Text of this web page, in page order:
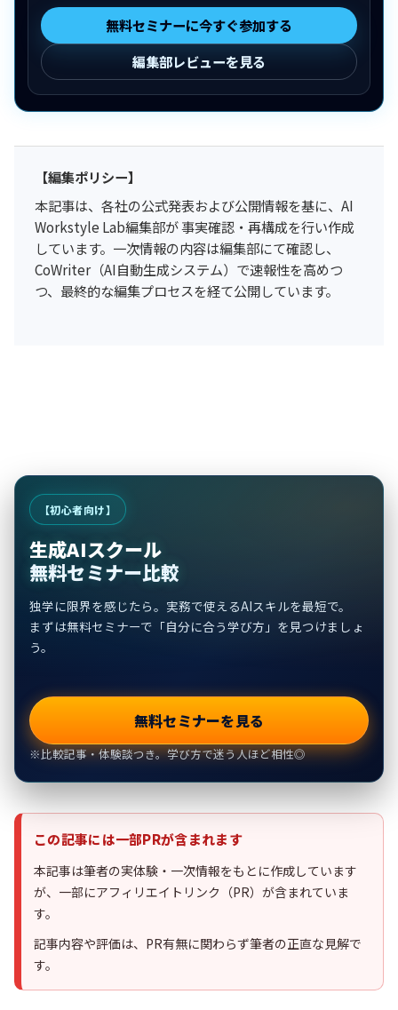
無料セミナーに今すぐ参加する
編集部レビューを見る
【編集ポリシー】
本記事は、各社の公式発表および公開情報を基に、AI
Workstyle Lab編集部が 事実確認・再構成を行い作成
しています。一次情報の内容は編集部にて確認し、
CoWriter（AI自動生成システム）で速報性を高めつ
つ、最終的な編集プロセスを経て公開しています。
【初心者向け】
生成AIスクール
無料セミナー比較
独学に限界を感じたら。実務で使えるAIスキルを最短で。
まずは無料セミナーで「自分に合う学び方」を見つけましょ
う。
無料セミナーを見る
※比較記事・体験談つき。学び方で迷う人ほど相性◎
この記事には一部PRが含まれます
本記事は筆者の実体験・一次情報をもとに作成しています
が、一部にアフィリエイトリンク（PR）が含まれていま
す。
記事内容や評価は、PR有無に関わらず筆者の正直な見解で
す。